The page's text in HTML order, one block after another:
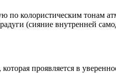
по колористическим тонам
(сияние внутренней
проявляется в